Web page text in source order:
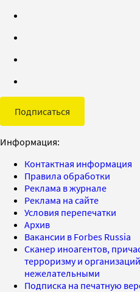
Подписаться
Информация:
Контактная информация
Правила обработки
Реклама в журнале
Реклама на сайте
Условия перепечатки
Архив
Вакансии в Forbes Russia
Сканер иноагентов,
терроризму и
нежелательными
Подписка на печатную